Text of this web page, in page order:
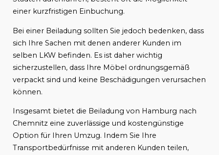
einer kurzfristigen Einbuchung.
Bei einer Beiladung sollten Sie jedoch bedenken, dass
sich Ihre Sachen mit denen anderer Kunden im
selben LKW befinden. Es ist daher wichtig
sicherzustellen, dass Ihre Möbel ordnungsgemäß
verpackt sind und keine Beschädigungen verursachen
können.
Insgesamt bietet die Beiladung von Hamburg nach
Chemnitz eine zuverlässige und kostengünstige
Option für Ihren Umzug. Indem Sie Ihre
Transportbedürfnisse mit anderen Kunden teilen,